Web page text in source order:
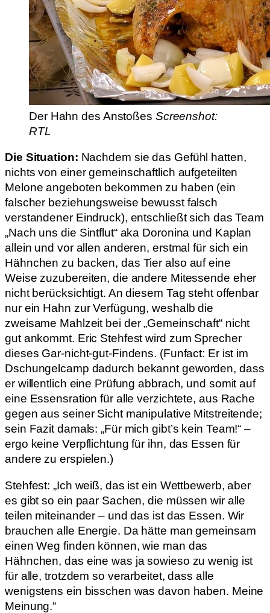
Der Hahn des Anstoßes Screenshot:
RTL
Die Situation: Nachdem sie das Gefühl hatten,
nichts von einer gemeinschaftlich aufgeteilten
Melone angeboten bekommen zu haben (ein
falscher beziehungsweise bewusst falsch
verstandener Eindruck), entschließt sich das Team
„Nach uns die Sintflut“ aka Doronina und Kaplan
allein und vor allen anderen, erstmal für sich ein
Hähnchen zu backen, das Tier also auf eine
Weise zuzubereiten, die andere Mitessende eher
nicht berücksichtigt. An diesem Tag steht offenbar
nur ein Hahn zur Verfügung, weshalb die
zweisame Mahlzeit bei der „Gemeinschaft“ nicht
gut ankommt. Eric Stehfest wird zum Sprecher
dieses Gar-nicht-gut-Findens. (Funfact: Er ist im
Dschungelcamp dadurch bekannt geworden, dass
er willentlich eine Prüfung abbrach, und somit auf
eine Essensration für alle verzichtete, aus Rache
gegen aus seiner Sicht manipulative Mitstreitende;
sein Fazit damals: „Für mich gibt’s kein Team!“ –
ergo keine Verpflichtung für ihn, das Essen für
andere zu erspielen.)
Stehfest: „Ich weiß, das ist ein Wettbewerb, aber
es gibt so ein paar Sachen, die müssen wir alle
teilen miteinander – und das ist das Essen. Wir
brauchen alle Energie. Da hätte man gemeinsam
einen Weg finden können, wie man das
Hähnchen, das eine was ja sowieso zu wenig ist
für alle, trotzdem so verarbeitet, dass alle
wenigstens ein bisschen was davon haben. Meine
Meinung.“